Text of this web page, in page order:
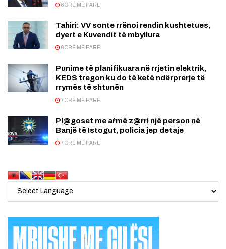
6 ORË MË PARË
Tahiri: VV sonte rrënoi rendin kushtetues,
dyert e Kuvendit të mbyllura
6 ORË MË PARË
Punime të planifikuara në rrjetin elektrik,
KEDS tregon ku do të ketë ndërprerje të
rrymës të shtunën
7 ORË MË PARË
Pl@goset me aŕmë z@rri një person në
Banjë të Istogut, policia jep detaje
7 ORË MË PARË